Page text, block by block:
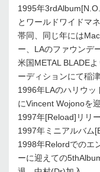
1995年
とワールドワイドマ
帯同、同じ年には
ー、LAのファウンデ
米国METAL BLADE
ーディションにて稲津
1996年LAのハリウッ
にVincent Wojonoを
1997年[Reload]リリ
1997年ミニアルバム
1998年Relordでのエ
ーに迎えての